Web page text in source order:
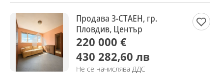
Продава 3-СТАЕН, гр.
Пловдив, Център
220 000 €
430 282,60 лв
Не се начислява ДДС